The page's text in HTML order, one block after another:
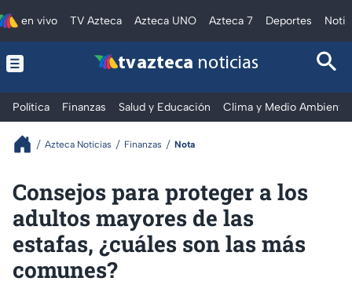
en vivo TV Azteca Azteca UNO Azteca 7 Deportes
tv azteca noticias
Política Finanzas Salud y Educación Clima y Medio Ambiente
Azteca Noticias Finanzas Nota
Consejos para proteger a los
adultos mayores de las
estafas, ¿cuáles son las más
comunes?